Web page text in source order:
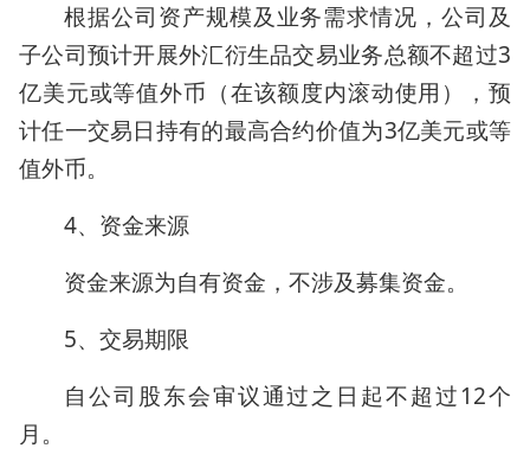
根据公司资产规模及业务需求情况，公司及
子公司预计开展外汇衍生品交易业务总额不超过3
亿美元或等值外币（在该额度内滚动使用），预
计任一交易日持有的最高合约价值为3亿美元或等
值外币。
4、资金来源
资金来源为自有资金，不涉及募集资金。
5、交易期限
自公司股东会审议通过之日起不超过12个
月。